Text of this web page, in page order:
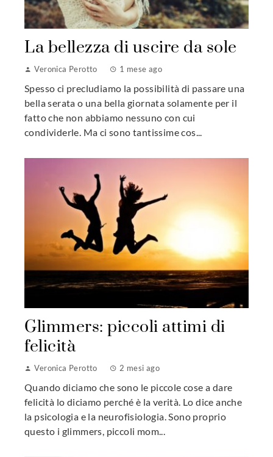
La bellezza di uscire da sole
Veronica Perotto 1 mese ago
Spesso ci precludiamo la possibilità di passare una
bella serata o una bella giornata solamente per il
fatto che non abbiamo nessuno con cui
condividerle. Ma ci sono tantissime cos...
Glimmers: piccoli attimi di
felicità
Veronica Perotto 2 mesi ago
Quando diciamo che sono le piccole cose a dare
felicità lo diciamo perché è la verità. Lo dice anche
la psicologia e la neurofisiologia. Sono proprio
questo i glimmers, piccoli mom...